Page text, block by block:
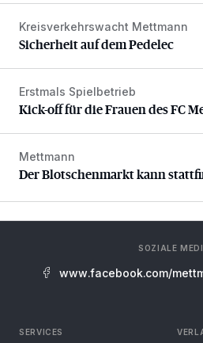
Sicherheit auf dem Pedelec
Kreisverkehrswacht Mettmann
Sicherheit auf dem Pedelec
Kick-off für die Frauen des FC
Erstmals Spielbetrieb
Kick-off für die Frauen des FC
Der Blotschenmarkt kann
Mettmann
Der Blotschenmarkt kann
SOZIALE
www.facebook.com/
SERVICES